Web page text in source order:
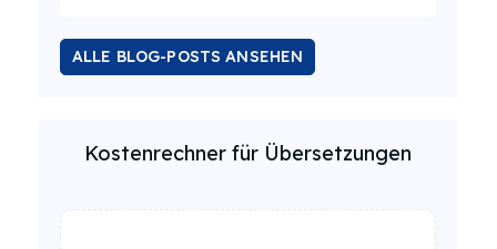
ALLE BLOG-POSTS ANSEHEN
Kostenrechner für Übersetzungen